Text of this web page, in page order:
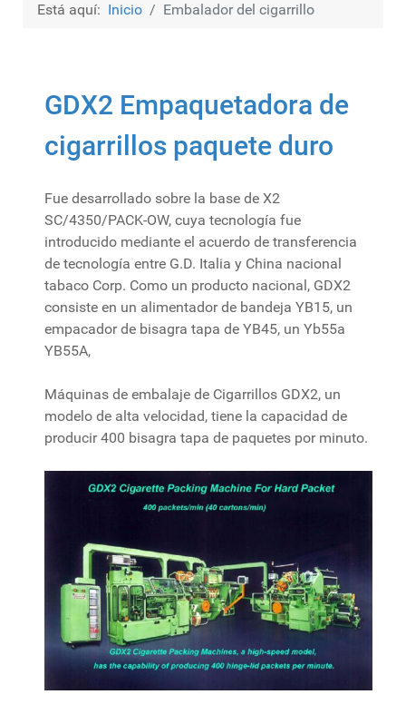
Está aquí: Inicio Embalador del cigarrillo
GDX2 Empaquetadora de
cigarrillos paquete duro
Fue desarrollado sobre la base de X2
SC/4350/PACK-OW, cuya tecnología fue
introducido mediante el acuerdo de transferencia
de tecnología entre G.D. Italia y China nacional
tabaco Corp. Como un producto nacional, GDX2
consiste en un alimentador de bandeja YB15, un
empacador de bisagra tapa de YB45, un Yb55a
YB55A,
Máquinas de embalaje de Cigarrillos GDX2, un
modelo de alta velocidad, tiene la capacidad de
producir 400 bisagra tapa de paquetes por minuto.